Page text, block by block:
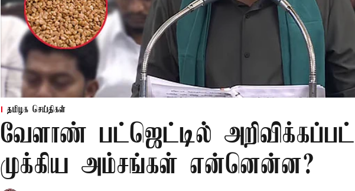
தமிழக செய்திகள்
வேளாண் பட்ஜெட்டில்
முக்கிய அம்சங்கள் என்னென்ன?